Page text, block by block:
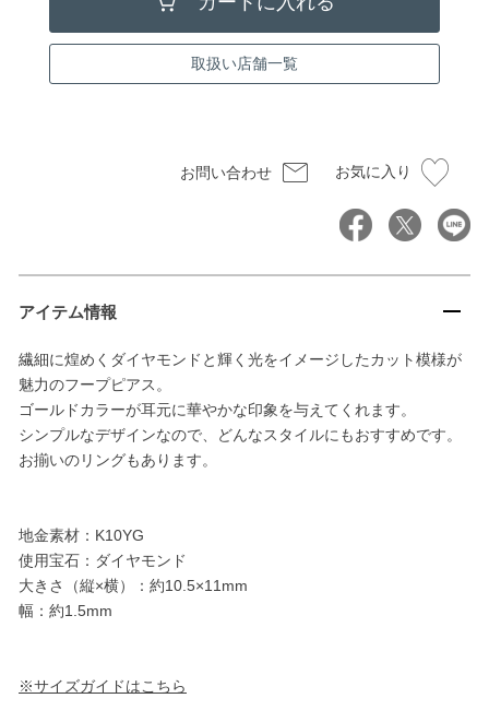
取扱い店舗一覧
お問い合わせ お気に入り
アイテム情報
繊細に煌めくダイヤモンドと輝く光をイメージしたカット模様が
魅力のフープピアス。
ゴールドカラーが耳元に華やかな印象を与えてくれます。
シンプルなデザインなので、どんなスタイルにもおすすめです。
お揃いのリングもあります。
地金素材：K10YG
使用宝石：ダイヤモンド
大きさ（縦×横）：約10.5×11mm
幅：約1.5mm
※サイズガイドはこちら